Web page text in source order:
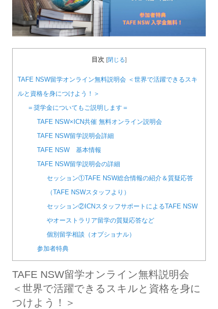
目次 [閉じる]
TAFE NSW留学オンライン無料説明会 ＜世界で活躍できるスキ
ルと資格を身につけよう！＞
＝奨学金についてもご説明します＝
TAFE NSW×ICN共催 無料オンライン説明会
TAFE NSW留学説明会詳細
TAFE NSW 基本情報
TAFE NSW留学説明会の詳細
セッション①TAFE NSW総合情報の紹介＆質疑応答
（TAFE NSWスタッフより）
セッション②ICNスタッフサポートによるTAFE NSW
やオーストラリア留学の質疑応答など
個別留学相談（オプショナル）
参加者特典
TAFE NSW留学オンライン無料説明会
＜世界で活躍できるスキルと資格を身に
つけよう！＞